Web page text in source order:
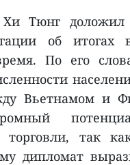
Тюнг доложил
об итогах
По его
Вьетнамом и
торговли, так
дипломат